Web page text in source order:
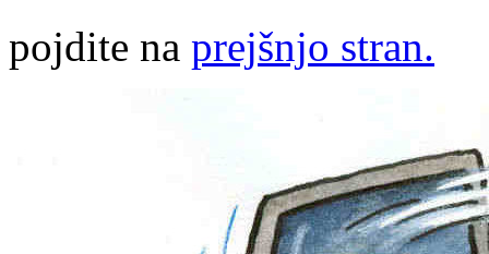
pojdite na prejšnjo stran.